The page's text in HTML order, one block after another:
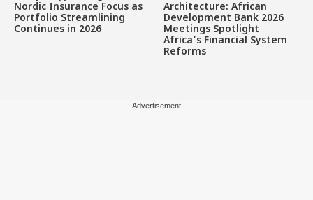
Nordic Insurance Focus as
Portfolio Streamlining
Continues in 2026
Architecture: African
Development Bank 2026
Meetings Spotlight
Africa’s Financial System
Reforms
---Advertisement---